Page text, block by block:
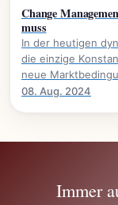
Change
muss
In der heutigen
die einzige
neue
08. Aug. 2024
Immer